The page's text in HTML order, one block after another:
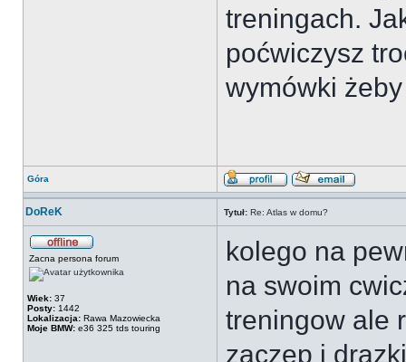
treningach.
poćwiczysz
wymówki
Góra
DoReK Tytuł: Re: Atlas w domu?
Zacna persona forum
Wiek: 37
Posty: 1442
Lokalizacja: Rawa Mazowiecka
Moje BMW: e36 325 tds touring
kolego na
na swoim
treningow ale
zaczep i